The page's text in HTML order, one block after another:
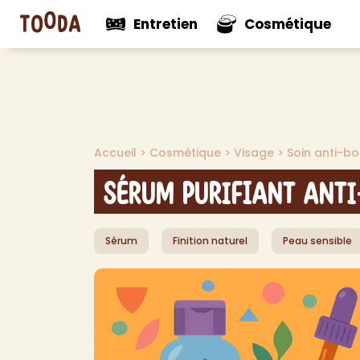
Entretien
Nouveautés
>
Cosmétique
Accueil > Cosmétique > Visage > Soin anti-
Sérum Purifiant
Sérum Finition naturel Peau sensible